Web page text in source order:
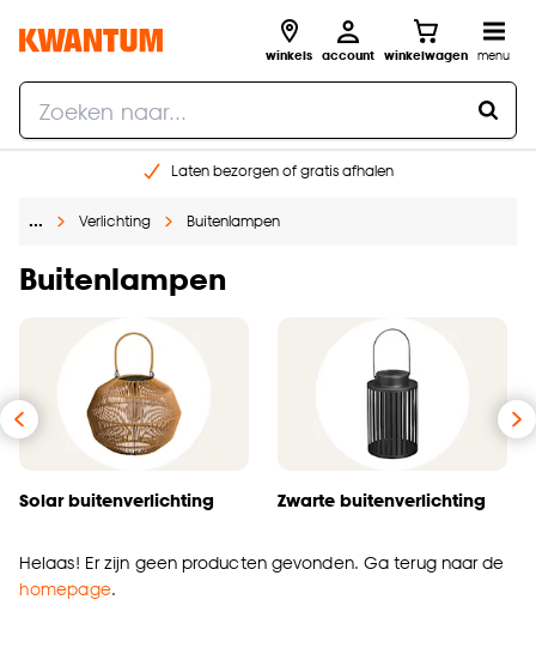
winkels account winkelwagen menu
Laten bezorgen of gratis afhalen
Gratis raam advies en opmeten aan huis
… Verlichting Buitenlampen
Buitenlampen
Solar buitenverlichting Zwarte buitenverlichting
Helaas! Er zijn geen producten gevonden. Ga terug naar de
homepage.